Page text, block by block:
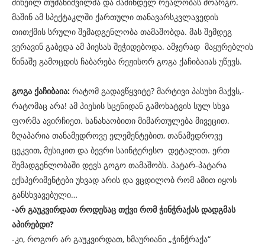
მიხეილ თუმანიშვილმა და მაშინდელ რეალობას მოარგო.
მაშინ ამ სპექტაკლში ქართული თანავარსკვლავედის
თითქმის სრული შემადგენლობა თამაშობდა. მას შემდეგ
ვერავინ გაბედა ამ პიესას შეჭიდებოდა. ამჯერად მაყურებლის
წინაშე გამოცდის ჩაბარება რეჟისორ გოგა ქაჩიბაიას უწევს.
გოგა ქაჩიბაია: რატომ გადავწყვიტე? მარტივი პასუხი მაქვს,-
რატომაც არა! ამ პიესის სცენიდან გამოხატვის სულ სხვა
ფორმა ავირჩიეთ. სანახაობითი მიმართულება მივეცით.
ზღაპარია თანამედროვე ელემენტებით, თანამედროვე
ცეკვით, მუსიკით და ბევრი საინტერესო დეტალით. ერთ
შემადგენლობაში დევს გოგო თამაშობს. პატარ-პატარა
ექსპერიმენტები უხვად არის და ვცდილობ რომ ამით იყოს
განსხვავებული…
-არ გაუკვირდათ როდესაც თქვი რომ ჭინჭრაქას დადგმას
აპირებდი?
-კი, როგორ არ გაუკვირდათ, ხმაურიანი „ჭინჭრაქა“